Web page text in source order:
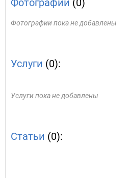
Фотографии (0)
Фотографии пока не добавлены
Услуги (0):
Услуги пока не добавлены
Статьи (0):